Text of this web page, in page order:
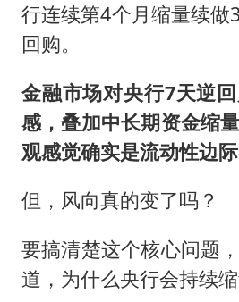
行连续第4个月缩量续做
回购。
金融市场对央行7天逆
感，叠加中长期资金缩
观感觉确实是流动性边际
但，风向真的变了吗？
要搞清楚这个核心问题
道，为什么央行会持续